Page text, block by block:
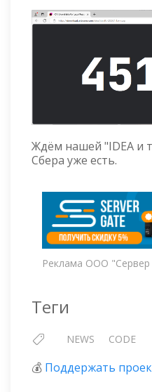
Ждём нашей "IDEA и
Сбера уже есть.
Реклама ООО
Теги
NEWS CODE
💰 Поддержать